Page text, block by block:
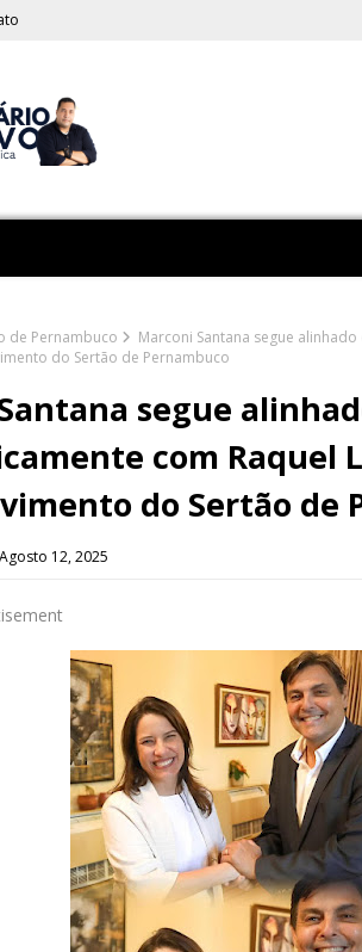
de Pernambuco
Marconi Santana segue
do Sertão de Pernambuco
segue
com Raquel
do Sertão de
Agosto 12, 2025